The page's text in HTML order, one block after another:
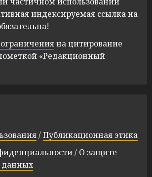
индексируемая ссылка на
на цитирование
«Редакционный
/Публикационная этика
/ О защите
данных